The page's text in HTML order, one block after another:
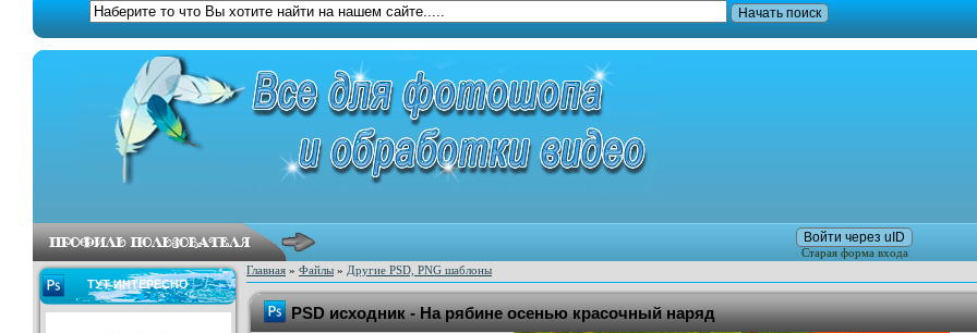
Войти через uID
Старая форма входа
ТУТ ИНТЕРЕСНО
Главная » Файлы » Другие PSD, PNG шаблоны
PSD исходник - На рябине осенью красочный наряд